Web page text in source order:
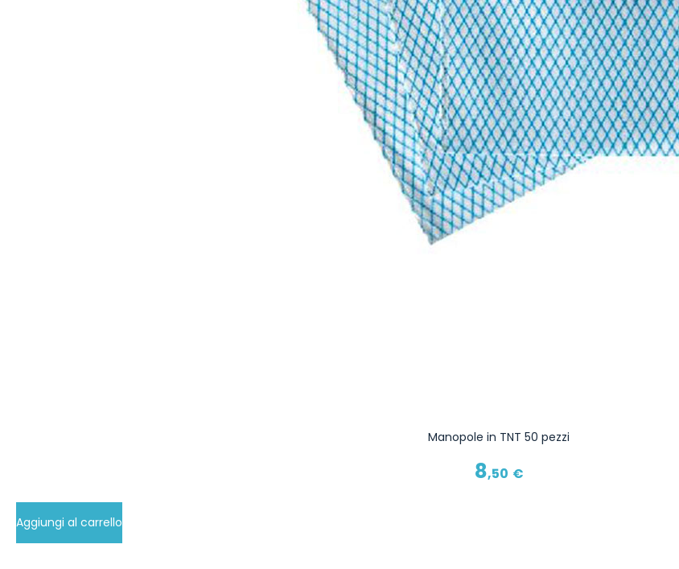
Manopole in TNT 50 pezzi
8,50 €
Aggiungi al carrello